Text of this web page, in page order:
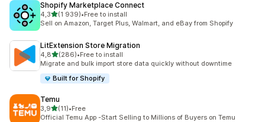
Shopify Marketplace Connect
4,3av 5 stjerner
(1 939)
Totalt 1939 omtaler
•Free to install
Sell on Amazon, Target Plus, Walmart, and eBay from Shopify
LitExtension Store Migration
4,8av 5 stjerner
(286)
Totalt 286 omtaler
•Free to install
Migrate and bulk import store data quickly without downtime
Built for Shopify
Temu
3,9av 5 stjerner
(11)
Totalt 11 omtaler
•Free
Official Temu App -Start Selling to Millions of Buyers on Temu